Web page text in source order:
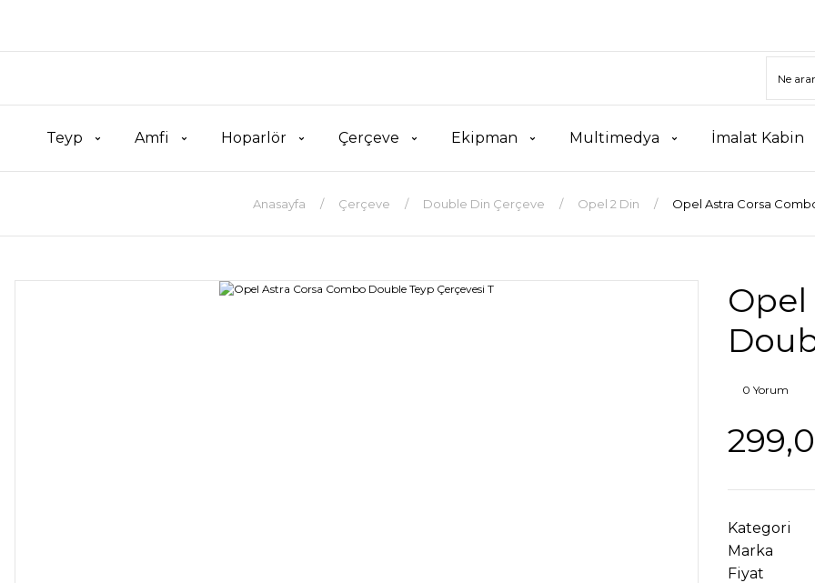
Teyp Amfi Hoparlör Çerçeve Ekipman Multimedya İmalat Kabin
Anasayfa Çerçeve Double Din Çerçeve Opel 2 Din Opel Astra Corsa
Opel
0 Yorum
Kategori
Marka
Fiyat